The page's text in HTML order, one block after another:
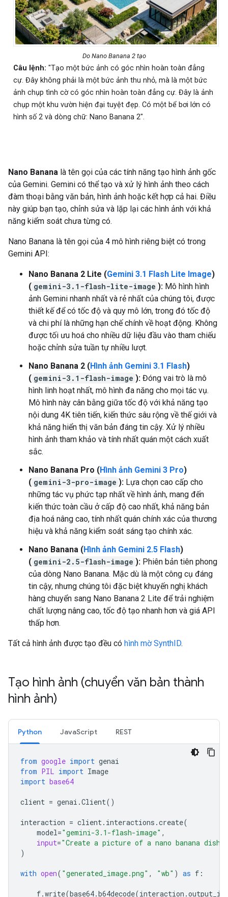
Do Nano Banana 2 tạo
Câu lệnh: "Tạo một bức ảnh có góc nhìn hoàn toàn đẳng
cự. Đây không phải là một bức ảnh thu nhỏ, mà là một bức
ảnh chụp tình cờ có góc nhìn hoàn toàn đẳng cự. Đây là ảnh
chụp một khu vườn hiện đại tuyệt đẹp. Có một bể bơi lớn có
hình số 2 và dòng chữ: Nano Banana 2".
Nano Banana là tên gọi của các tính năng tạo hình ảnh gốc
của Gemini. Gemini có thể tạo và xử lý hình ảnh theo cách
đàm thoại bằng văn bản, hình ảnh hoặc kết hợp cả hai. Điều
này giúp bạn tạo, chỉnh sửa và lặp lại các hình ảnh với khả
năng kiểm soát chưa từng có.
Nano Banana là tên gọi của 4 mô hình riêng biệt có trong
Gemini API:
Nano Banana 2 Lite (Gemini 3.1 Flash Lite Image)
( gemini-3.1-flash-lite-image ): Mô hình hình
ảnh Gemini nhanh nhất và rẻ nhất của chúng tôi, được
thiết kế để có tốc độ và quy mô lớn, trong đó tốc độ
và chi phí là những hạn chế chính về hoạt động. Không
được tối ưu hoá cho nhiều dữ liệu đầu vào tham chiếu
hoặc chỉnh sửa tuần tự nhiều lượt.
Nano Banana 2 (Hình ảnh Gemini 3.1 Flash)
( gemini-3.1-flash-image ): Đóng vai trò là mô
hình linh hoạt nhất, mô hình đa năng cho mọi tác vụ.
Mô hình này cân bằng giữa tốc độ với khả năng tạo
nội dung 4K tiên tiến, kiến thức sâu rộng về thế giới và
khả năng hiển thị văn bản đáng tin cậy. Xử lý nhiều
hình ảnh tham khảo và tính nhất quán một cách xuất
sắc.
Nano Banana Pro (Hình ảnh Gemini 3 Pro)
( gemini-3-pro-image ): Lựa chọn cao cấp cho
những tác vụ phức tạp nhất về hình ảnh, mang đến
kiến thức toàn cầu ở cấp độ cao nhất, khả năng bản
địa hoá nâng cao, tính nhất quán chính xác của thương
hiệu và khả năng kiểm soát sáng tạo chính xác.
Nano Banana (Hình ảnh Gemini 2.5 Flash)
( gemini-2.5-flash-image ): Phiên bản tiên phong
của dòng Nano Banana. Mặc dù là một công cụ đáng
tin cậy, nhưng chúng tôi đặc biệt khuyến nghị khách
hàng chuyển sang Nano Banana 2 Lite để trải nghiệm
chất lượng nâng cao, tốc độ tạo nhanh hơn và giá API
thấp hơn.
Tất cả hình ảnh được tạo đều có hình mờ SynthID.
Tạo hình ảnh (chuyển văn bản thành
hình ảnh)
Python JavaScript REST
from google import genai
from PIL import Image
import base64
client = genai .Client()
interaction = client. interactions .create(
model="gemini-3.1-flash-image" ,
input="Create a picture of a nano banana
)
with open( "generated_image.png" , "wb" ) as f :
f.write(base64.b64decode(interaction .